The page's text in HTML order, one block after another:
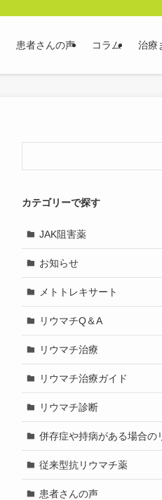
患者さんの声 コラム 治療
カテゴリーで探す
JAK阻害薬
お知らせ
メトトレキサート
リウマチQ＆A
リウマチ治療
リウマチ治療ガイド
リウマチ診断
併存症や持病がある場合の
従来型抗リウマチ薬
患者さんの声